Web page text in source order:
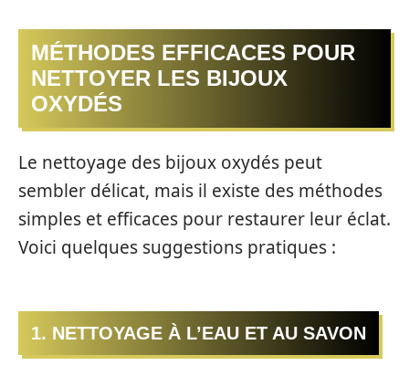
MÉTHODES EFFICACES POUR
NETTOYER LES BIJOUX
OXYDÉS
Le nettoyage des bijoux oxydés peut
sembler délicat, mais il existe des méthodes
simples et efficaces pour restaurer leur éclat.
Voici quelques suggestions pratiques :
1. NETTOYAGE À L’EAU ET AU SAVON